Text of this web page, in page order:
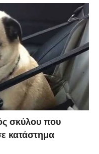
σκύλου που
κατάστημα